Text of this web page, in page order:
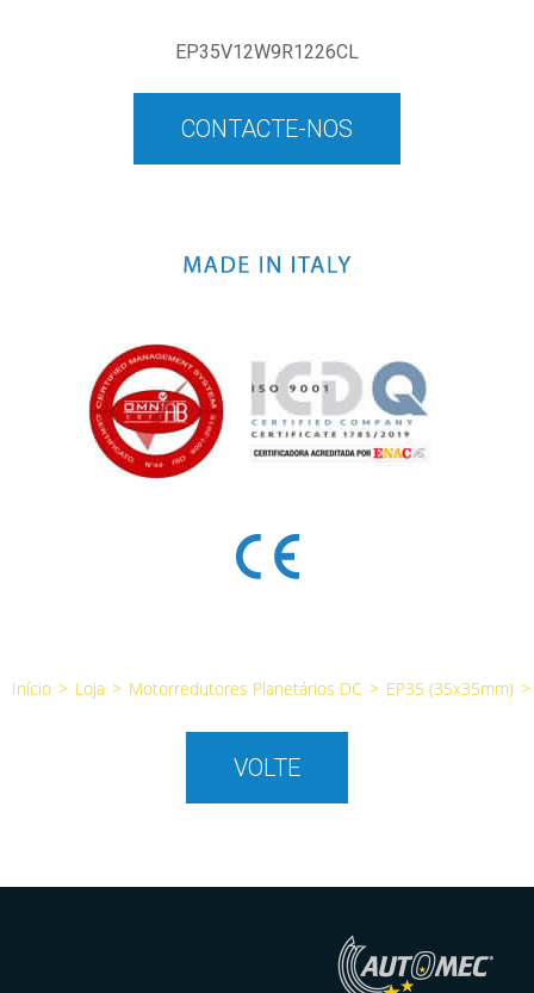
EP35V12W9R1226CL
CONTACTE-NOS
Início > Loja > Motorredutores Planetários DC > EP35 (35x35mm) >
VOLTE